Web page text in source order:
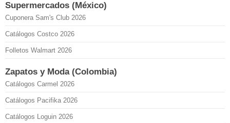
Supermercados (México)
Cuponera Sam's Club 2026
Catálogos Costco 2026
Folletos Walmart 2026
Zapatos y Moda (Colombia)
Catálogos Carmel 2026
Catálogos Pacifika 2026
Catálogos Loguin 2026